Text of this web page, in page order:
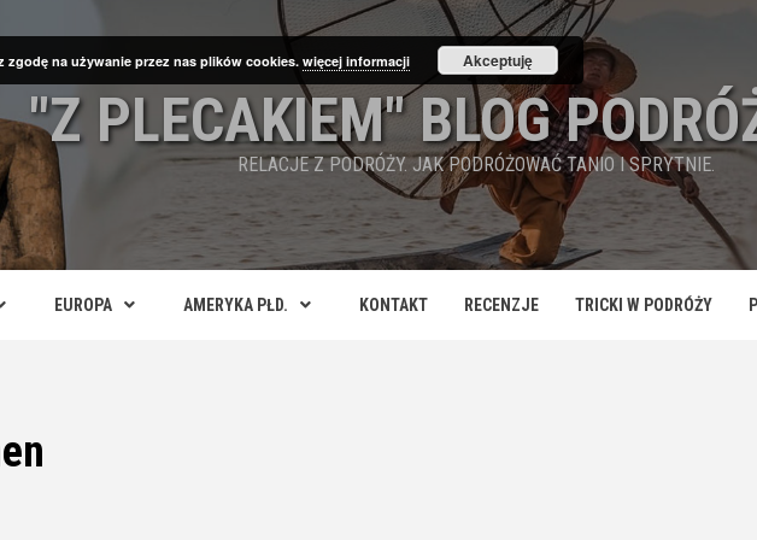
"Z PLECAKIEM" BLOG
RELACJE Z PODRÓŻY. JAK PODRÓŻOWAĆ TANIO I SPRYTNIE.
EUROPA AMERYKA PŁD. KONTAKT RECENZJE TRICKI W PODRÓŻY
na używanie przez nas plików cookies. więcej informacji Akceptuję